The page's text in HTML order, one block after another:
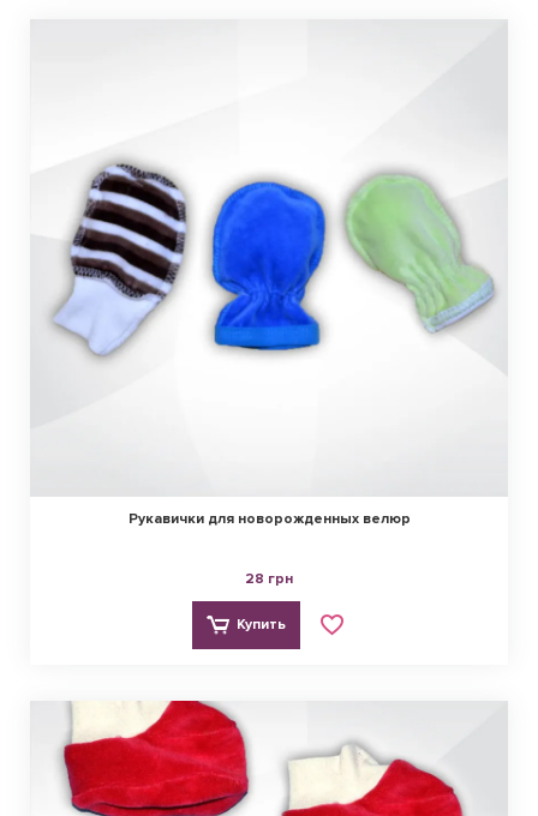
Рукавички для новорожденных велюр
28 грн
Купить